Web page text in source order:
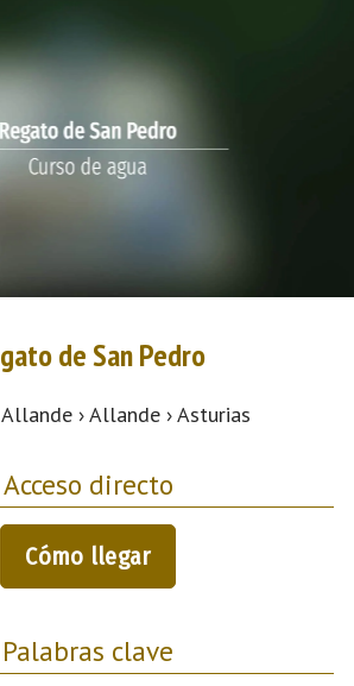
de San Pedro
› Allande › Asturias
Acceso directo
Cómo llegar
Palabras clave